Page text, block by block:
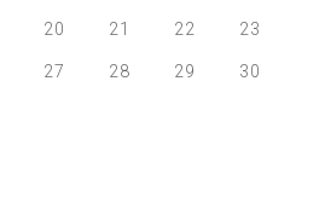
20 21 22 23
27 28 29 30